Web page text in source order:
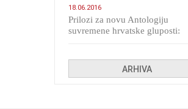
18.06.2016
Prilozi za novu Antologiju
suvremene hrvatske gluposti:
ARHIVA